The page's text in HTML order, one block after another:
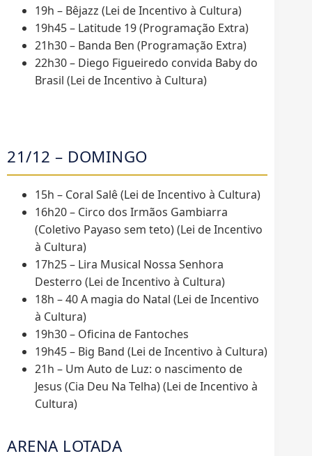
19h – Bêjazz (Lei de Incentivo à Cultura)
19h45 – Latitude 19 (Programação Extra)
21h30 – Banda Ben (Programação Extra)
22h30 – Diego Figueiredo convida Baby do
Brasil (Lei de Incentivo à Cultura)
21/12 – DOMINGO
15h – Coral Salê (Lei de Incentivo à Cultura)
16h20 – Circo dos Irmãos Gambiarra
(Coletivo Payaso sem teto) (Lei de Incentivo
à Cultura)
17h25 – Lira Musical Nossa Senhora
Desterro (Lei de Incentivo à Cultura)
18h – 40 A magia do Natal (Lei de Incentivo
à Cultura)
19h30 – Oficina de Fantoches
19h45 – Big Band (Lei de Incentivo à Cultura)
21h – Um Auto de Luz: o nascimento de
Jesus (Cia Deu Na Telha) (Lei de Incentivo à
Cultura)
ARENA LOTADA